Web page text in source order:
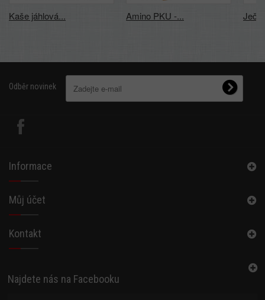
Kaše jáhlová... Amino PKU -...
Odběr novinek
Informace
Můj účet
Kontakt
Najdete nás na Facebooku